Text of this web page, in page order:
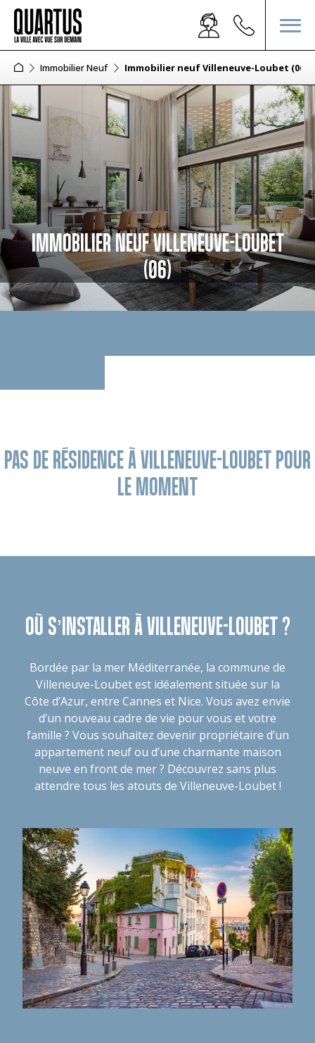
Immobilier Neuf Immobilier neuf Villeneuve-Loubet (06)
IMMOBILIER NEUF VILLENEUVE-LOUBET
(06)
PAS DE RÉSIDENCE À VILLENEUVE-LOUBET POUR
LE MOMENT
OÙ S’INSTALLER À VILLENEUVE-LOUBET ?
Bordée par la mer Méditerranée, la commune de
Villeneuve-Loubet est idéalement située sur la
Côte d’Azur, entre Cannes et Nice. Vous avez envie
d’un nouveau cadre de vie pour vous et votre
famille ? Vous souhaitez devenir propriétaire d’un
appartement neuf ou d’une charmante maison
neuve en front de mer ? Découvrez sans plus
attendre tous les atouts de Villeneuve-Loubet !